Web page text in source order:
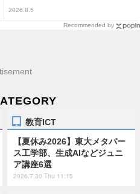
2026.8.5
Recommended by
教育ICT
【夏休み2026】東大メタバー
ス工学部、生成AIなどジュニ
ア講座6選
2026.7.30 Thu 11:15